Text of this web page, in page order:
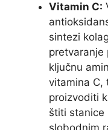
Vitamin C:
sintezi
pretvaranje
ključnu
vitamina C,
proizvoditi
štiti stanice